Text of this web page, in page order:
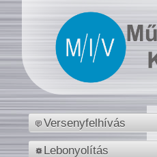
Versenyfelhívás
Lebonyolítás